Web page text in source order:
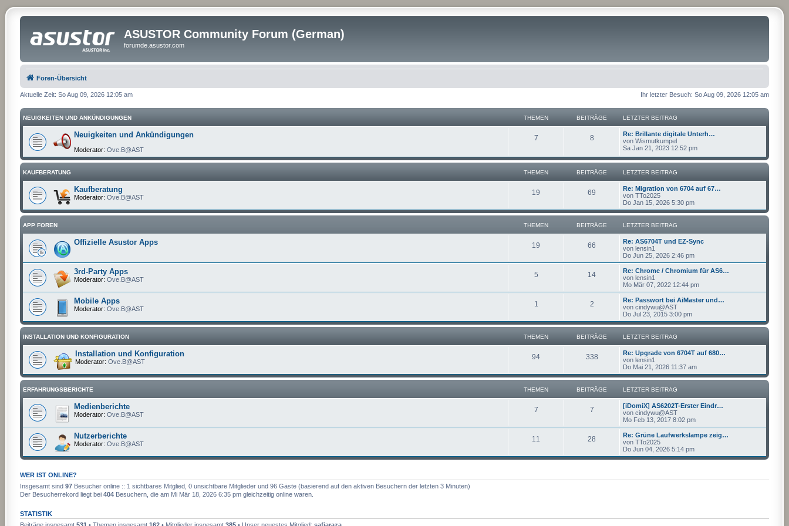
ASUSTOR Community Forum (German)
forumde.asustor.com
Foren-Übersicht
Ihr letzter Besuch: So Aug 09, 2026 12:05 am
Aktuelle Zeit: So Aug 09, 2026 12:05 am
NEUIGKEITEN UND ANKÜNDIGUNGEN THEMEN BEITRÄGE LETZTER BEITRAG
Neuigkeiten und Ankündigungen
Moderator: Ove.B@AST
7 8
Re: Brillante digitale Unterh…
vonWismutkumpel
Sa Jan 21, 2023 12:52 pm
KAUFBERATUNG THEMEN BEITRÄGE LETZTER BEITRAG
Kaufberatung
Moderator: Ove.B@AST
19 69
Re: Migration von 6704 auf 67…
vonTTo2025
Do Jan 15, 2026 5:30 pm
APP FOREN THEMEN BEITRÄGE LETZTER BEITRAG
Offizielle Asustor Apps 19 66
Re: AS6704T und EZ-Sync
vonlensin1
Do Jun 25, 2026 2:46 pm
3rd-Party Apps
Moderator: Ove.B@AST
5 14
Re: Chrome / Chromium für AS6…
vonlensin1
Mo Mär 07, 2022 12:44 pm
Mobile Apps
Moderator: Ove.B@AST
1 2
Re: Passwort bei AiMaster und…
voncindywu@AST
Do Jul 23, 2015 3:00 pm
INSTALLATION UND KONFIGURATION THEMEN BEITRÄGE LETZTER BEITRAG
Installation und Konfiguration
Moderator: Ove.B@AST
94 338
Re: Upgrade von 6704T auf 680…
vonlensin1
Do Mai 21, 2026 11:37 am
ERFAHRUNGSBERICHTE THEMEN BEITRÄGE LETZTER BEITRAG
Medienberichte
Moderator: Ove.B@AST
7 7
[iDomiX] AS6202T-Erster Eindr…
voncindywu@AST
Mo Feb 13, 2017 8:02 pm
Nutzerberichte
Moderator: Ove.B@AST
11 28
Re: Grüne Laufwerkslampe zeig…
vonTTo2025
Do Jun 04, 2026 5:14 pm
WER IST ONLINE?
Insgesamt sind 97Besucher online :: 1 sichtbares Mitglied, 0 unsichtbare Mitglieder und 96 Gäste (basierend auf den aktiven Besuchern der letzten 3 Minuten)
Der Besucherrekord liegt bei 404Besuchern, die am Mi Mär 18, 2026 6:35 pm gleichzeitig online waren.
STATISTIK